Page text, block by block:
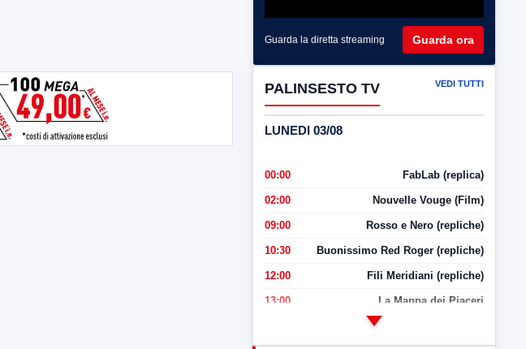
Guarda la diretta streaming Guarda ora
PALINSESTO TV VEDI TUTTI
LUNEDI 03/08
00:00 FabLab (replica)
02:00 Nouvelle Vouge (Film)
09:00 Rosso e Nero (repliche)
10:30 Buonissimo Red Roger (repliche)
12:00 Fili Meridiani (repliche)
13:00 La Mappa dei Piaceri